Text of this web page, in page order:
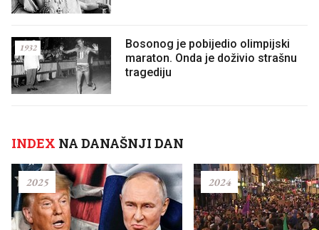
Bosonog je pobijedio olimpijski
maraton. Onda je doživio strašnu
tragediju
1932
INDEX NA DANAŠNJI DAN
2025 2024